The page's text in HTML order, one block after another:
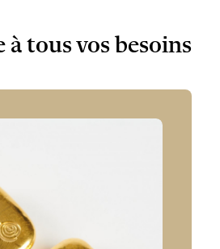
tous vos besoins